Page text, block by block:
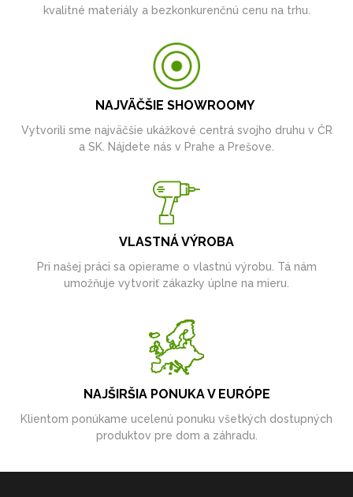
kvalitné materiály a bezkonkurenčnú cenu na trhu.
NAJVÄČŠIE SHOWROOMY
Vytvorili sme najväčšie ukážkové centrá svojho druhu v ČR
a SK. Nájdete nás v Prahe a Prešove.
VLASTNÁ VÝROBA
Pri našej práci sa opierame o vlastnú výrobu. Tá nám
umožňuje vytvoriť zákazky úplne na mieru.
NAJŠIRŠIA PONUKA V EURÓPE
Klientom ponúkame ucelenú ponuku všetkých dostupných
produktov pre dom a záhradu.